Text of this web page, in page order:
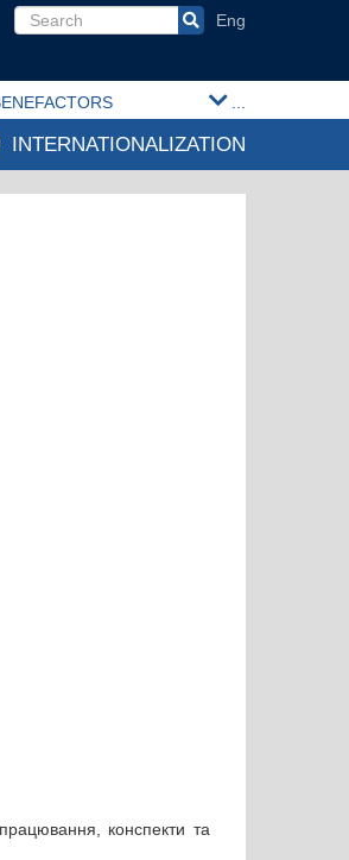
Search form
INTERNATIONALIZATION
конспекти та